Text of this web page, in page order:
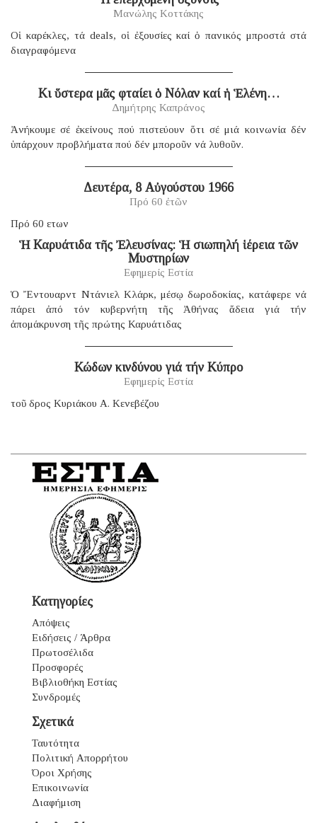
Μανώλης Κοττάκης
Οἱ καρέκλες, τά deals, οἱ ἐξουσίες καί ὁ πανικός μπροστά στά
διαγραφόμενα
Κι ὕστερα μᾶς φταίει ὁ Νόλαν καί ἡ Ἑλένη…
Δημήτρης Καπράνος
Ἀνήκουμε σέ ἐκείνους πού πιστεύουν ὅτι σέ μιά κοινωνία δέν
ὑπάρχουν προβλήματα πού δέν μποροῦν νά λυθοῦν.
Δευτέρα, 8 Αὐγούστου 1966
Πρό 60 ἐτῶν
Πρό 60 ετων
Ἡ Καρυάτιδα τῆς Ἐλευσίνας: Ἡ σιωπηλή ἱέρεια τῶν
Μυστηρίων
Εφημερίς Εστία
Ὁ Ἔντουαρντ Ντάνιελ Κλάρκ, μέσῳ δωροδοκίας, κατάφερε νά
πάρει ἀπό τόν κυβερνήτη τῆς Ἀθήνας ἄδεια γιά τήν
ἀπομάκρυνση τῆς πρώτης Καρυάτιδας
Κώδων κινδύνου γιά τήν Κύπρο
Εφημερίς Εστία
τοῦ δρος Κυριάκου Α. Κενεβέζου
Κατηγορίες
Απόψεις
Ειδήσεις / Άρθρα
Πρωτοσέλιδα
Προσφορές
Βιβλιοθήκη Εστίας
Συνδρομές
Σχετικά
Ταυτότητα
Πολιτική Απορρήτου
Όροι Χρήσης
Επικοινωνία
Διαφήμιση